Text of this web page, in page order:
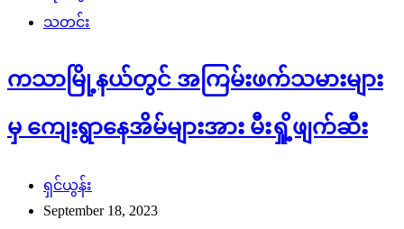
သတင်း
ကသာမြို့နယ်တွင် အကြမ်းဖက်သမားများ
မှ ကျေးရွာနေအိမ်များအား မီးရှို့ဖျက်ဆီး
ရှင်ယွန်း
September 18, 2023